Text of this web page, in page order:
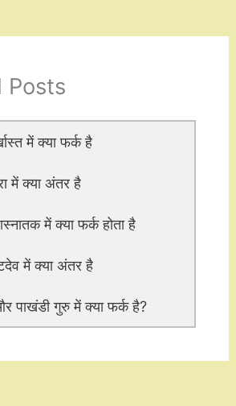
Posts
में क्या फर्क है
में क्या अंतर है
में क्या फर्क होता है
में क्या अंतर है
पाखंडी गुरु में क्या फर्क है?